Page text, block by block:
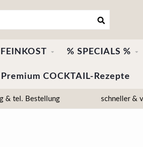
FEINKOST % SPECIALS %
Premium COCKTAIL-Rezepte
& tel. Bestellung schneller &